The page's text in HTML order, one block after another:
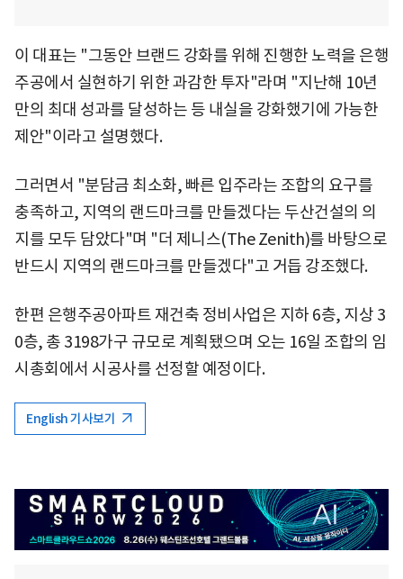
이 대표는 "그동안 브랜드 강화를 위해 진행한 노력을 은행
주공에서 실현하기 위한 과감한 투자"라며 "지난해 10년
만의 최대 성과를 달성하는 등 내실을 강화했기에 가능한
제안"이라고 설명했다.
그러면서 "분담금 최소화, 빠른 입주라는 조합의 요구를
충족하고, 지역의 랜드마크를 만들겠다는 두산건설의 의
지를 모두 담았다"며 "더 제니스(The Zenith)를 바탕으로
반드시 지역의 랜드마크를 만들겠다"고 거듭 강조했다.
한편 은행주공아파트 재건축 정비사업은 지하 6층, 지상 3
0층, 총 3198가구 규모로 계획됐으며 오는 16일 조합의 임
시총회에서 시공사를 선정할 예정이다.
English 기사보기